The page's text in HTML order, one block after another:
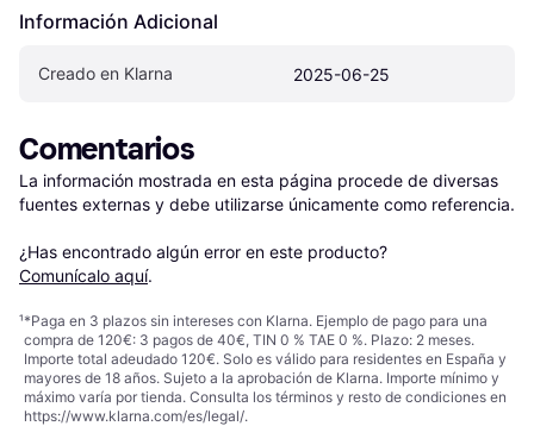
Información Adicional
Creado en Klarna 2025-06-25
Comentarios
La información mostrada en esta página procede de diversas
fuentes externas y debe utilizarse únicamente como referencia.
¿Has encontrado algún error en este producto?
Comunícalo aquí.
¹*Paga en 3 plazos sin intereses con Klarna. Ejemplo de pago para una
compra de 120€: 3 pagos de 40€, TIN 0 % TAE 0 %. Plazo: 2 meses.
Importe total adeudado 120€. Solo es válido para residentes en España y
mayores de 18 años. Sujeto a la aprobación de Klarna. Importe mínimo y
máximo varía por tienda. Consulta los términos y resto de condiciones en
https://www.klarna.com/es/legal/.